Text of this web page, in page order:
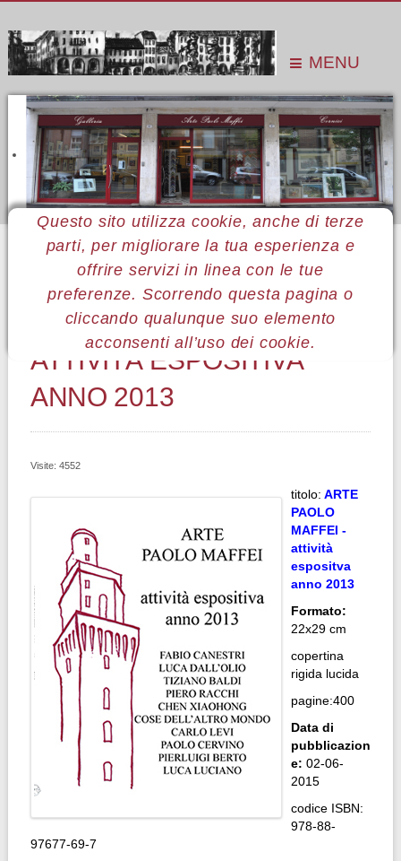
MENU
Questo sito utilizza cookie, anche di terze
parti, per migliorare la tua esperienza e
offrire servizi in linea con le tue
preferenze. Scorrendo questa pagina o
cliccando qualunque suo elemento
acconsenti all’uso dei cookie.
Sei qui: Home
Pubblicazioni
Raccolta cataloghi monografici
Raccolta 2013
ARTE PAOLO MAFFEI -
ATTIVITÀ ESPOSITIVA
ANNO 2013
Visite: 4552
titolo: ARTE
PAOLO
MAFFEI -
attività
espositva
anno 2013
Formato:
22x29 cm
copertina
rigida lucida
pagine:400
Data di
pubblicazion
e: 02-06-
2015
codice ISBN:
978-88-
97677-69-7